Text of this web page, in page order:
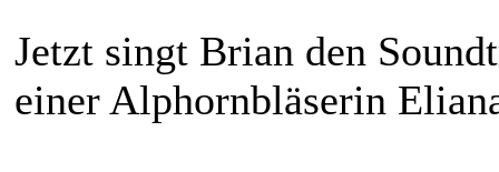
Jetzt singt Brian den
einer Alphornbläserin